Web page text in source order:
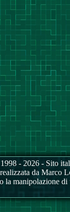
- 2026 - Sito
da
la manipolazione